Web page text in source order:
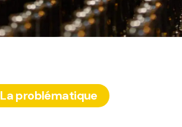
La problématique